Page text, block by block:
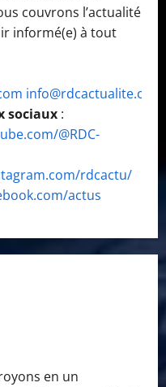
couvrons l’actualité
informé(e) à tout
info@rdcactualite.com
sociaux :
@RDC-
rdcactu/
actus
en un